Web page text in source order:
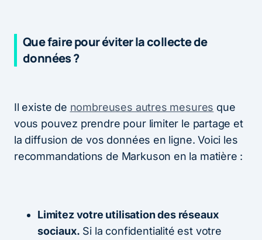
Que faire pour éviter la collecte de
données ?
Il existe de nombreuses autres mesures que
vous pouvez prendre pour limiter le partage et
la diffusion de vos données en ligne. Voici les
recommandations de Markuson en la matière :
Limitez votre utilisation des réseaux
sociaux. Si la confidentialité est votre